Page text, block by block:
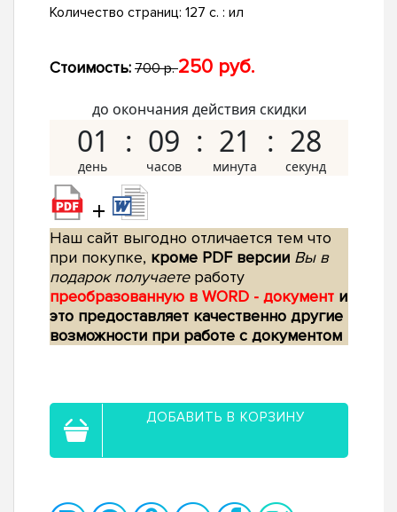
Количество страниц: 127 с. : ил
Стоимость: 700 р.250 руб.
до окончания действия скидки
01 09 21 27
+
Наш сайт выгодно отличается тем что
при покупке, кроме PDF версии Вы в
подарок получаетеработу
преобразованную в WORD - документ и
это предоставляет качественно другие
возможности при работе с документом
ДОБАВИТЬ В КОРЗИНУ